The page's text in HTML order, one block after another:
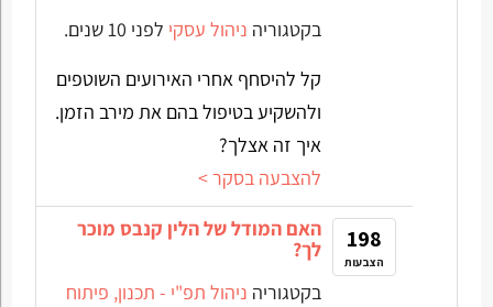
בקטגוריה ניהול עסקי לפני 10 שנים.
קל להיסחף אחרי האירועים השוטפים
ולהשקיע בטיפול בהם את מירב הזמן.
איך זה אצלך?
להצבעה בסקר >
198
הצבעות
האם המודל של הלין קנבס מוכר
לך?
בקטגוריה ניהול תפ"י - תכנון, פיתוח